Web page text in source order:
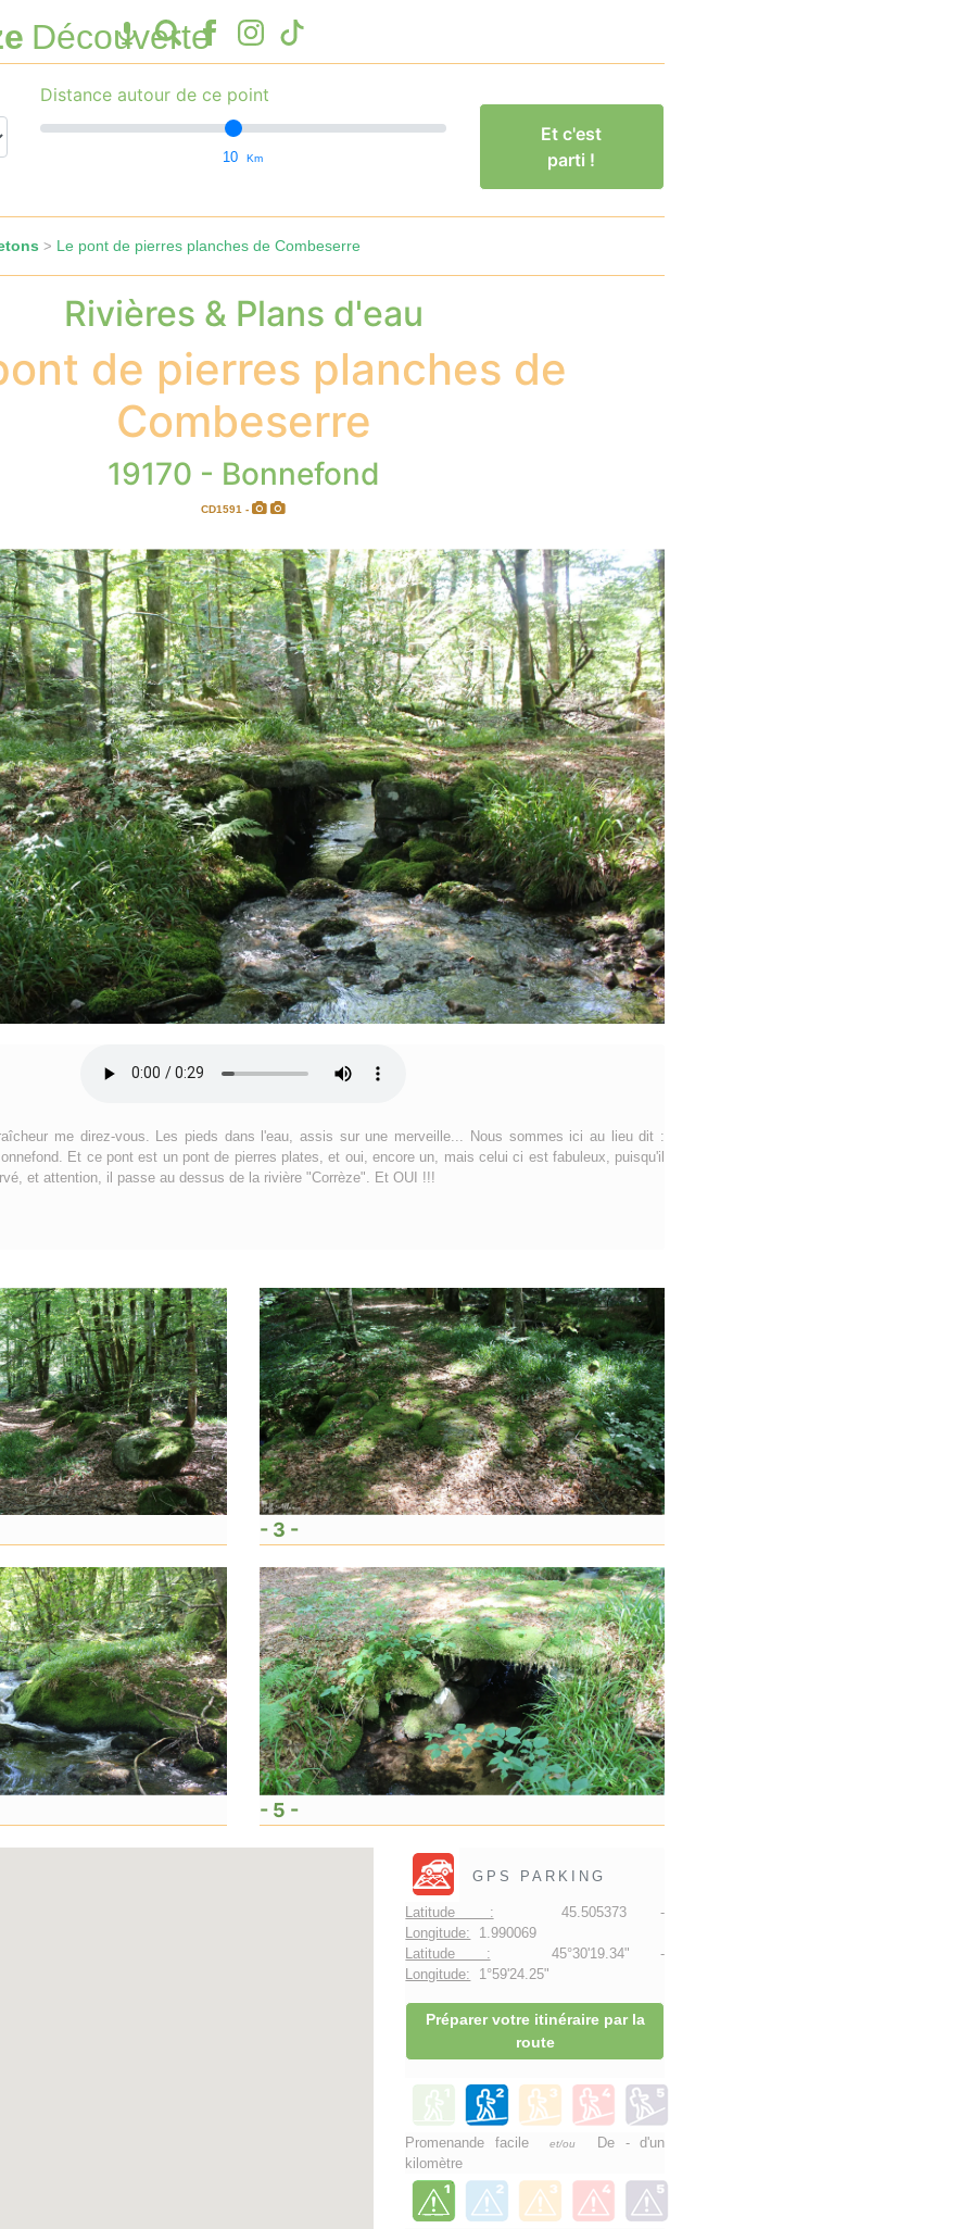
Découverte
Distance autour de ce point
10 Km
Et c'est
parti !
> Le pont de pierres planches de Combeserre
Rivières & Plans d'eau
de pierres planches de
Combeserre
19170 - Bonnefond
CD1591 -
me direz-vous. Les pieds dans l'eau, assis sur une merveille... Nous sommes ici au lieu dit :
Et ce pont est un pont de pierres plates, et oui, encore un, mais celui ci est fabuleux, puisqu'il
et attention, il passe au dessus de la rivière "Corrèze". Et OUI !!!
- 3 -
- 5 -
GPS PARKING
Latitude : 45.505373 -
Longitude: 1.990069
Latitude : 45°30'19.34" -
Longitude: 1°59'24.25"
Préparer votre itinéraire par la
route
Promenande facileet/ou
De - d'un
kilomètre